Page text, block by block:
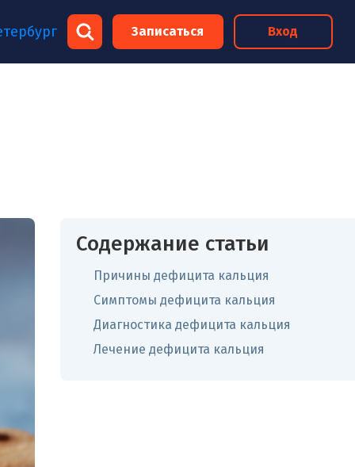
Записаться Вход
Содержание статьи
Причины дефицита кальция
Симптомы дефицита кальция
Диагностика дефицита кальция
Лечение дефицита кальция
×